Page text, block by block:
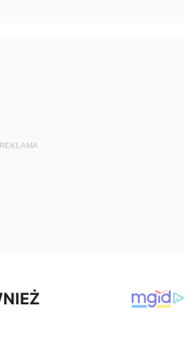
REKLAMA